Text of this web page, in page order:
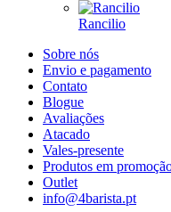
Rancilio
Sobre nós
Envio e pagamento
Contato
Blogue
Avaliações
Atacado
Vales-presente
Produtos em
Outlet
info@4barista.pt